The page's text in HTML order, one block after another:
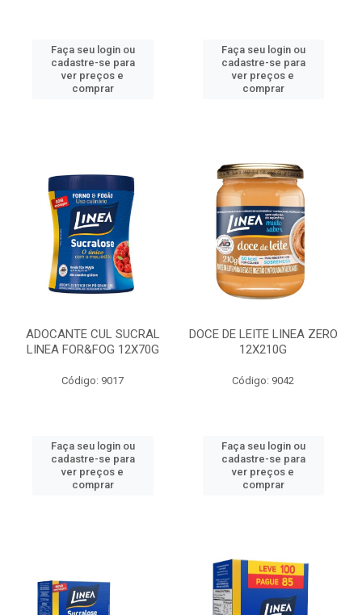
Faça seu login ou
cadastre-se para
ver preços e
comprar
Faça seu login ou
cadastre-se para
ver preços e
comprar
ADOCANTE CUL SUCRAL
LINEA FOR&FOG 12X70G
Código: 9017
Faça seu login ou
cadastre-se para
ver preços e
comprar
DOCE DE LEITE LINEA ZERO
12X210G
Código: 9042
Faça seu login ou
cadastre-se para
ver preços e
comprar